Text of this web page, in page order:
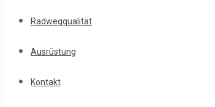
Radwegqualität
Ausrüstung
Kontakt